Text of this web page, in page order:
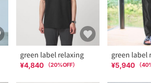
green label relaxing
¥4,840 （20%OFF）
green label
¥5,940 （40